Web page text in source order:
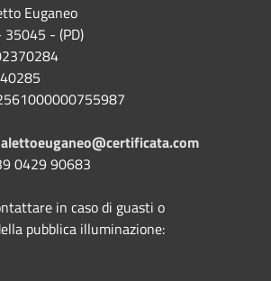
Euganeo
35045 - (PD)
0429 90683
in caso di guasti o
pubblica illuminazione: